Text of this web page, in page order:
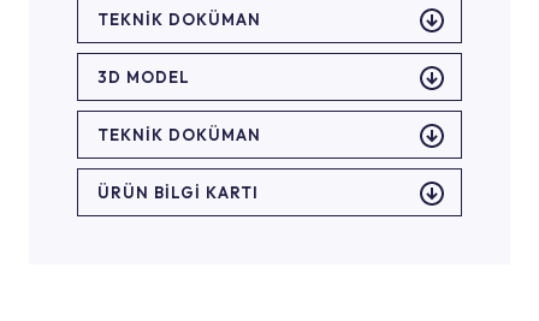
TEKNİK DOKÜMAN
3D MODEL
TEKNİK DOKÜMAN
ÜRÜN BILGI KARTI